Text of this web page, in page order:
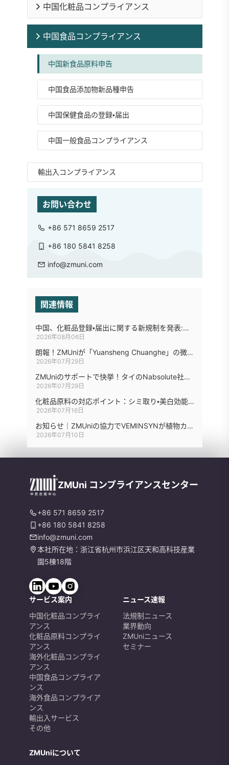
中国化粧品コンプライアンス
中国食品コンプライアンス
中国新食品原料申告
中国食品添加物新品種申告
中国保健食品の登録・届出
中国一般食品コンプライアンス
輸出入コンプライアンス
お問い合わせ
+86 571 8659 2517
+86 180 5841 8258
info@zmuni.com
関連情報
中国、化粧品登録・届出に関する新規制を発表:動物試験・原料情報などの要件をさらに最適化
2026年08月06日
朗報！ZMUniが「Yuansheng Chuanghe」の微生物新製品「リゾチーム」のCAS番号取得を支援
2026年07月29日
ZMUniのサポートで快挙！タイのNabsolute社、ポリマー新原料の届出に成功
2026年07月29日
化粧品原料の対応ポイント：シミ取り・美白効能原料
2026年07月16日
お知らせ｜ZMUniの協力でVEMINSYNが植物カルス由来新原料届出申請が再び完了
2026年07月10日
ZMUni コンプライアンスセンター
+86 571 8659 2517
+86 180 5841 8258
info@zmuni.com
本社所在地：浙江省杭州市浜江区天和高科技産業
園5棟18階
サービス案内
中国化粧品コンプライ
アンス
化粧品原料コンプライ
アンス
海外化粧品コンプライ
アンス
中国食品コンプライア
ンス
海外食品コンプライア
ンス
輸出入サービス
その他
ニュース速報
法規制ニュース
業界動向
ZMUniニュース
セミナー
ZMUniについて